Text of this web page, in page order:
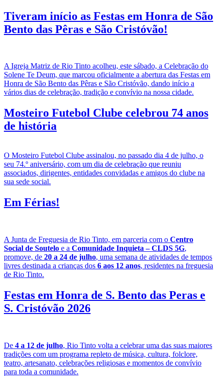
Tiveram início as Festas em Honra de São
Bento das Pêras e São Cristóvão!
A Igreja Matriz de Rio Tinto acolheu, este sábado, a Celebração do
Solene Te Deum, que marcou oficialmente a abertura das Festas em
Honra de São Bento das Pêras e São Cristóvão, dando início a
vários dias de celebração, tradição e convívio na nossa cidade.
Mosteiro Futebol Clube celebrou 74 anos
de história
O Mosteiro Futebol Clube assinalou, no passado dia 4 de julho, o
seu 74.º aniversário, com um dia de celebração que reuniu
associados, dirigentes, entidades convidadas e amigos do clube na
sua sede social.
Em Férias!
A Junta de Freguesia de Rio Tinto, em parceria com o Centro
Social de Soutelo e a Comunidade Inquieta – CLDS 5G,
promove, de 20 a 24 de julho, uma semana de atividades de tempos
livres destinada a crianças dos 6 aos 12 anos, residentes na freguesia
de Rio Tinto.
Festas em Honra de S. Bento das Peras e
S. Cristóvão 2026
De 4 a 12 de julho, Rio Tinto volta a celebrar uma das suas maiores
tradições com um programa repleto de música, cultura, folclore,
teatro, artesanato, celebrações religiosas e momentos de convívio
para toda a comunidade.